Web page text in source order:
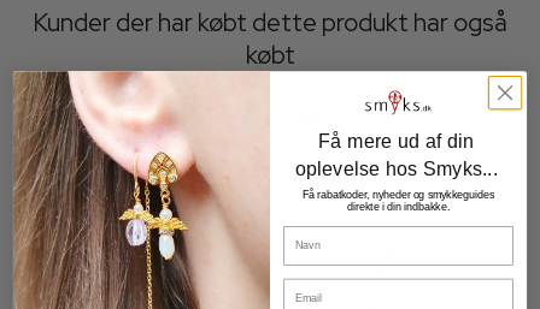
Kunder der har købt dette produkt har også
købt
Få mere ud af din
oplevelse hos Smyks...
Få rabatkoder, nyheder og smykkeguides
direkte i din indbakke.